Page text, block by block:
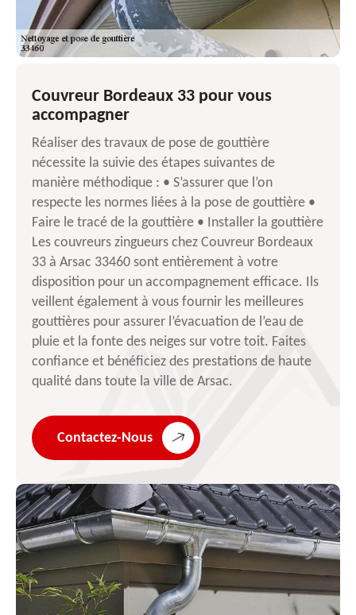
Couvreur Bordeaux 33 pour vous
accompagner
Réaliser des travaux de pose de gouttière
nécessite la suivie des étapes suivantes de
manière méthodique : • S’assurer que l’on
respecte les normes liées à la pose de gouttière •
Faire le tracé de la gouttière • Installer la gouttière
Les couvreurs zingueurs chez Couvreur Bordeaux
33 à Arsac 33460 sont entièrement à votre
disposition pour un accompagnement efficace. Ils
veillent également à vous fournir les meilleures
gouttières pour assurer l’évacuation de l’eau de
pluie et la fonte des neiges sur votre toit. Faites
confiance et bénéficiez des prestations de haute
qualité dans toute la ville de Arsac.
Contactez-Nous